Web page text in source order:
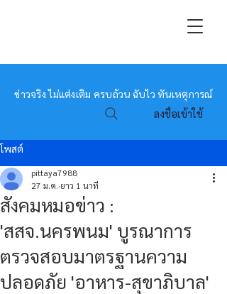
หมอข่าว
ข่าวจริง ไม่แต่งเติม ครบถ้วน ฉับไว ทันเหตุการณ์
ลงชื่อเข้าใช้
โพสต์
สังคมหมอข่าว :
'สสจ.นครพนม' บูรณาการ
ตรวจสอบมาตรฐานความ
ปลอดภัย 'อาหาร-สุขาภิบาล'
pittaya7988
27 ม.ค. ยาว 1 นาที